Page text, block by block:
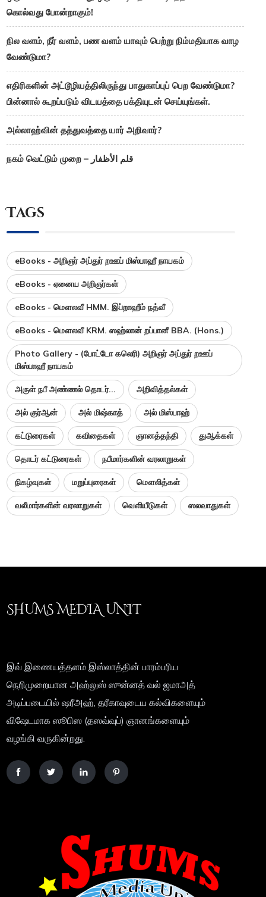
கொல்வது போன்றாகும்!
நில வளம், நீர் வளம், பண வளம் யாவும் பெற்று நிம்மதியாக வாழ
வேண்டுமா?
எதிரிகளின் அட்டூழியத்திலிருந்து பாதுகாப்புப் பெற வேண்டுமா?
பின்னால் கூறப்படும் விடயத்தை பக்தியுடன் செய்யுங்கள்.
அல்லாஹ்வின் தத்துவத்தை யார் அறிவார்?
நகம் வெட்டும் முறை – قلم الأظفار
Tags
eBooks - அறிஞர் அப்துர் றஊப் மிஸ்பாஹீ நாயகம்
eBooks - ஏனைய அறிஞர்கள்
eBooks - மௌலவீ HMM. இப்றாஹீம் நத்வீ
eBooks - மௌலவீ KRM. ஸஹ்லான் றப்பானீ BBA. (Hons.)
Photo Gallery - (போட்டோ கலெரி) அறிஞர் அப்துர் றஊப்
மிஸ்பாஹீ நாயகம்
அருள் நபீ அண்ணல் தொடர்... அறிவித்தல்கள்
அல் குர்ஆன் அல் மிஷ்காத் அல் மிஸ்பாஹ்
கட்டுரைகள் கவிதைகள் ஞானத்தந்தி துஆக்கள்
தொடர் கட்டுரைகள் நபீமார்களின் வரலாறுகள்
நிகழ்வுகள் மறுப்புரைகள் மௌலித்கள்
வலீமார்களின் வரலாறுகள் வெளியீடுகள் ஸலவாதுகள்
SHUMS MEDIA UNIT
இவ் இணையத்தளம் இஸ்லாத்தின் பாரம்பரிய
நெறிமுறையான அஹ்லுஸ் ஸுன்னத் வல் ஜமாஅத்
அடிப்படையில் ஷரீஅஹ், தரீகாவுடைய கல்விகளையும்
விஷேடமாக ஸூபிஸ (தஸவ்வுப்) ஞானங்களையும்
வழங்கி வருகின்றது.